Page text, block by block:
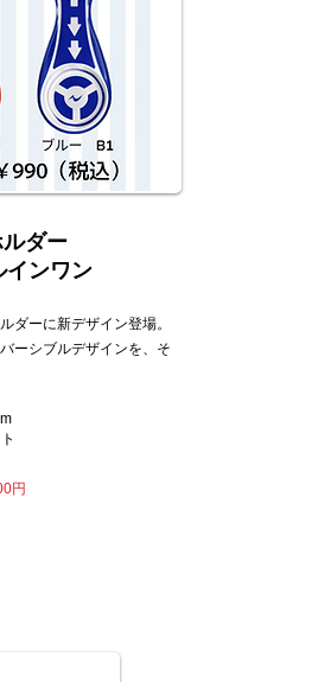
NEW！
ダー
ン
ダーに新デザイン登場。
ーシブルデザインを、そ
円